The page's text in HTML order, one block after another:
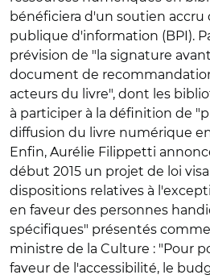
bénéficiera d'un soutien
publique d'information (BPI).
prévision de "la signature
document de
acteurs du livre", dont les
à participer à la définition de
diffusion du livre numérique
Enfin, Aurélie Filippetti
début 2015 un projet de loi
dispositions relatives à
en faveur des personnes
spécifiques" présentés
ministre de la Culture : "Pour
faveur de l'accessibilité, le